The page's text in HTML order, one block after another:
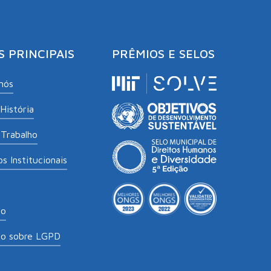
PRINCIPAIS
Institucionais
sobre LGPD
PRÊMIOS E SELOS